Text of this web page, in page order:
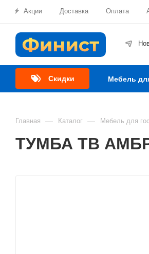
Акции Доставка Оплата
Скидки Мебель
Главная — Каталог — Мебель для
ТУМБА ТВ